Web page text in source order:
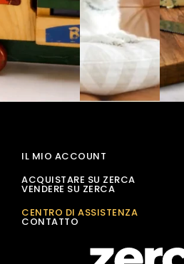
IL MIO ACCOUNT
ACQUISTARE SU ZERCA
VENDERE SU ZERCA
CENTRO DI ASSISTENZA
CONTATTO